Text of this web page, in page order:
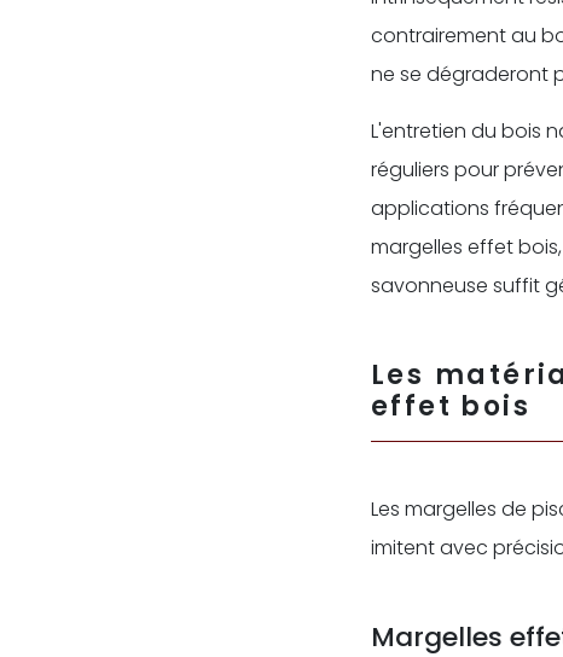
contrairement au
ne se dégraderont
L'entretien du bois
réguliers pour
applications
margelles effet
savonneuse suffit
Les
effet bois
Les margelles de
imitent avec
Margelles